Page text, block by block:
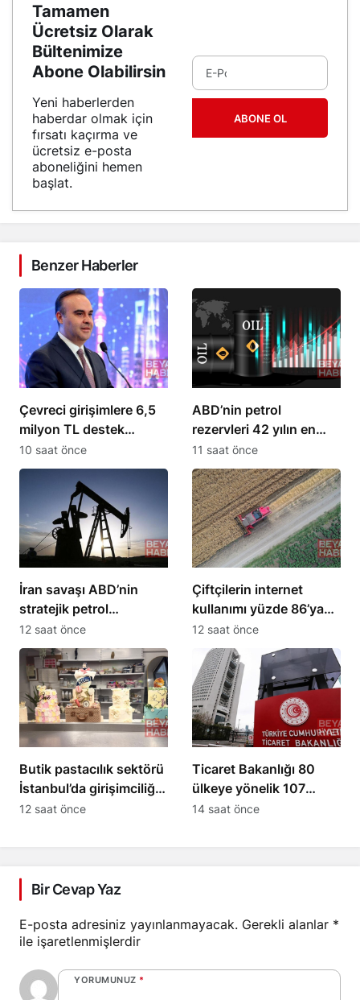
Tamamen
Ücretsiz Olarak
Bültenimize
Abone Olabilirsin
Yeni haberlerden
haberdar olmak için
fırsatı kaçırma ve
ücretsiz e-posta
aboneliğini hemen
başlat.
ABONE OL
Benzer Haberler
Çevreci girişimlere 6,5
milyon TL destek
sağlanacak
10 saat önce
ABD’nin petrol
rezervleri 42 yılın en
düşük seviyesine indi
11 saat önce
İran savaşı ABD’nin
stratejik petrol
rezervlerini 43 yılın en
düşük seviyesine çekti
12 saat önce
Çiftçilerin internet
kullanımı yüzde 86’ya
ulaştı, 10 yılda iki katına
çıktı
12 saat önce
Butik pastacılık sektörü
İstanbul’da girişimciliği
artırıyor
12 saat önce
Ticaret Bakanlığı 80
ülkeye yönelik 107
sektörel pazar
14 saat önce
Bir Cevap Yaz
E-posta adresiniz yayınlanmayacak. Gerekli alanlar *
ile işaretlenmişlerdir
YORUMUNUZ *